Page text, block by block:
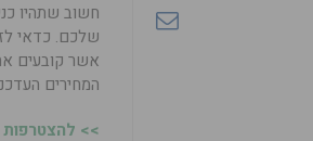
חשוב שתהיו
שלכם. כדאי
אשר קובעים
המחירים
>>